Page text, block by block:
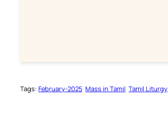
Tags: February-2025 Mass in Tamil Tamil Liturgy